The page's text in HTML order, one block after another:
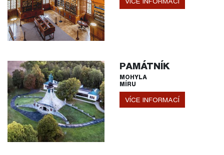
PAMÁTNÍK
MOHYLA
MÍRU
VÍCE INFORMACÍ